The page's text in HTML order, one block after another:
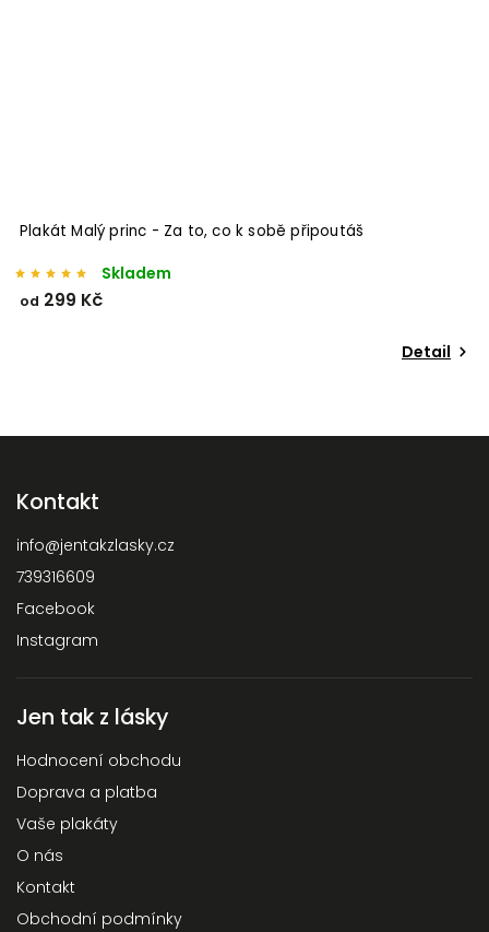
Plakát Malý princ - Za to, co k sobě připoutáš
Skladem
od 299 Kč
Detail
Kontakt
info@jentakzlasky.cz
739316609
Facebook
Instagram
Jen tak z lásky
Hodnocení obchodu
Doprava a platba
Vaše plakáty
O nás
Kontakt
Obchodní podmínky